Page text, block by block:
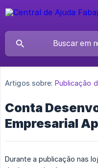
Artigos sobre: Publicação
Conta
Empresarial
Durante a publicação nas